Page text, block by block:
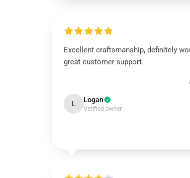
Excellent craftsmanship, definitely
great customer support.
L Logan
Verified owner